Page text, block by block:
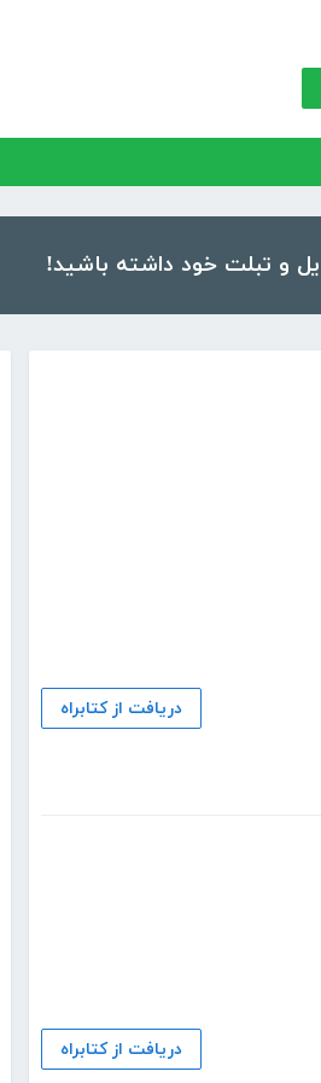
دریافت از کتابراه
دریافت از کتابراه